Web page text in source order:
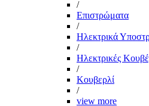
/
Επιστρώματα
/
Ηλεκτρικά
/
Ηλεκτρικές
/
Κουβερλί
/
view more